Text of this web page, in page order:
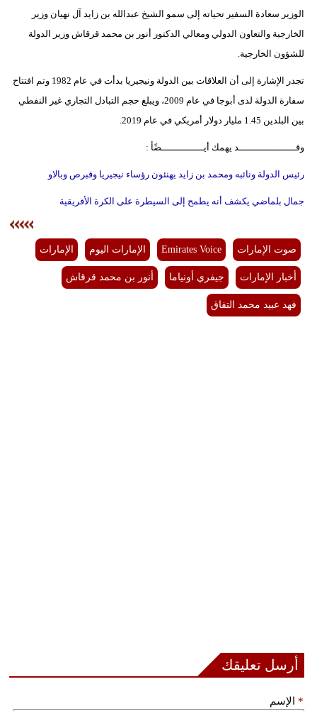
الوزير سعادة السفير تحياته إلى سمو الشيخ عبدالله بن زايد آل نهيان وزير
الخارجية والتعاون الدولي ومعالي الدكتور أنور بن محمد قرقاش وزير الدولة
للشؤون الخارجية.
تجدر الإشارة إلى أن العلاقات بين الدولة ونيجيريا بدأت في عام 1982 وتم افتتاح
سفارة الدولة لدى أبوجا في عام 2009، ويبلغ حجم التبادل التجاري غير النفطي
بين البلدين 1.45 مليار دولار أمريكي في عام 2019.
وقــــــــــــــــــــد يهمك أيـــــــــــــــضًأ :
رئيس الدولة ونائبه ومحمد بن زايد يهنئون رؤساء نيجيريا وقبرص وبالاو
جمال بلماضي يكشف أنه يطمح إلى السيطرة على الكرة الأفريقية
صوت الإمارات Emirates Voice الإمارات اليوم الإمارات
أخبار الإمارات جيفري أونياما أنور بن محمد قرقاش
فهد عبيد محمد التفاق
أرسل تعليقك
الإسم *